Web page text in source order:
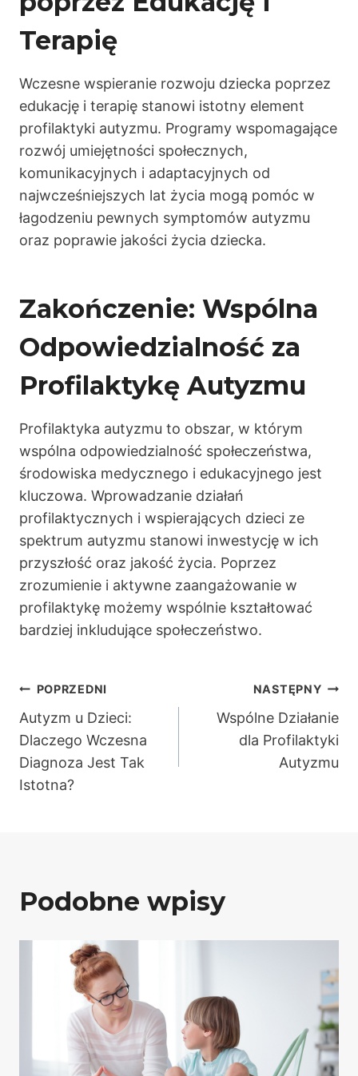
Terapię
Wczesne wspieranie rozwoju dziecka poprzez
edukację i terapię stanowi istotny element
profilaktyki autyzmu. Programy wspomagające
rozwój umiejętności społecznych,
komunikacyjnych i adaptacyjnych od
najwcześniejszych lat życia mogą pomóc w
łagodzeniu pewnych symptomów autyzmu
oraz poprawie jakości życia dziecka.
Zakończenie: Wspólna
Odpowiedzialność za
Profilaktykę Autyzmu
Profilaktyka autyzmu to obszar, w którym
wspólna odpowiedzialność społeczeństwa,
środowiska medycznego i edukacyjnego jest
kluczowa. Wprowadzanie działań
profilaktycznych i wspierających dzieci ze
spektrum autyzmu stanowi inwestycję w ich
przyszłość oraz jakość życia. Poprzez
zrozumienie i aktywne zaangażowanie w
profilaktykę możemy wspólnie kształtować
bardziej inkludujące społeczeństwo.
Nawigacja
wpisu
POPRZEDNI
Autyzm u Dzieci:
Dlaczego Wczesna
Diagnoza Jest Tak
Istotna?
NASTĘPNY
Wspólne Działanie
dla Profilaktyki
Autyzmu
Podobne wpisy